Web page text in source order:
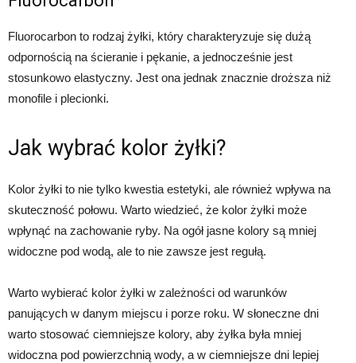
Fluorocarbon to rodzaj żyłki, który charakteryzuje się dużą
odpornością na ścieranie i pękanie, a jednocześnie jest
stosunkowo elastyczny. Jest ona jednak znacznie droższa niż
monofile i plecionki.
Jak wybrać kolor żyłki?
Kolor żyłki to nie tylko kwestia estetyki, ale również wpływa na
skuteczność połowu. Warto wiedzieć, że kolor żyłki może
wpłynąć na zachowanie ryby. Na ogół jasne kolory są mniej
widoczne pod wodą, ale to nie zawsze jest regułą.
Warto wybierać kolor żyłki w zależności od warunków
panujących w danym miejscu i porze roku. W słoneczne dni
warto stosować ciemniejsze kolory, aby żyłka była mniej
widoczna pod powierzchnią wody, a w ciemniejsze dni lepiej